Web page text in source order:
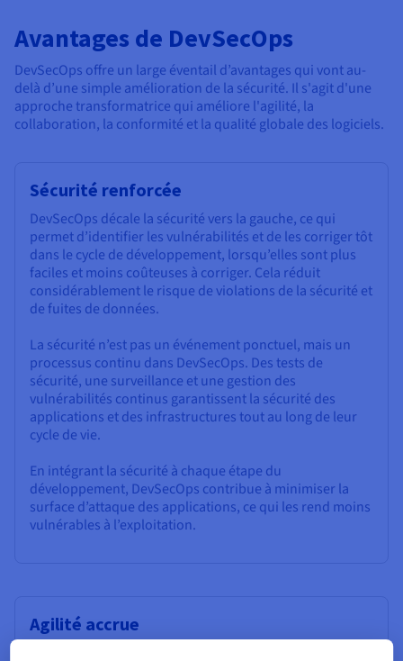
Avantages de DevSecOps
DevSecOps offre un large éventail d’avantages qui vont au-
delà d’une simple amélioration de la sécurité. Il s'agit d'une
approche transformatrice qui améliore l'agilité, la
collaboration, la conformité et la qualité globale des logiciels.
Sécurité renforcée
DevSecOps décale la sécurité vers la gauche, ce qui
permet d’identifier les vulnérabilités et de les corriger tôt
dans le cycle de développement, lorsqu’elles sont plus
faciles et moins coûteuses à corriger. Cela réduit
considérablement le risque de violations de la sécurité et
de fuites de données.
La sécurité n’est pas un événement ponctuel, mais un
processus continu dans DevSecOps. Des tests de
sécurité, une surveillance et une gestion des
vulnérabilités continus garantissent la sécurité des
applications et des infrastructures tout au long de leur
cycle de vie.
En intégrant la sécurité à chaque étape du
développement, DevSecOps contribue à minimiser la
surface d’attaque des applications, ce qui les rend moins
vulnérables à l’exploitation.
Agilité accrue